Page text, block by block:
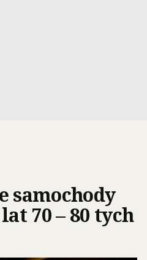
samochody
70 – 80 tych